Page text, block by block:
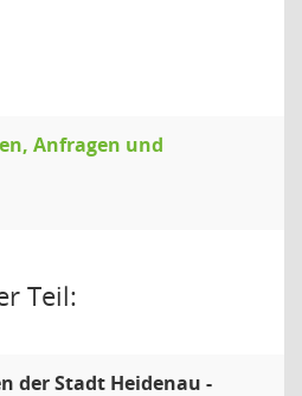
Anfragen und
Teil:
der Stadt Heidenau -